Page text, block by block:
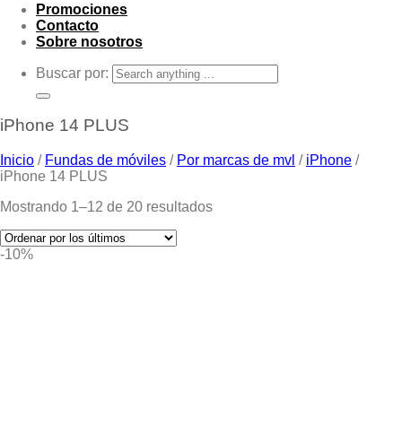
Promociones
Contacto
Sobre nosotros
Buscar por:
iPhone 14 PLUS
Inicio / Fundas de móviles / Por marcas de mvl / iPhone /
iPhone 14 PLUS
Mostrando 1–12 de 20 resultados
-10%